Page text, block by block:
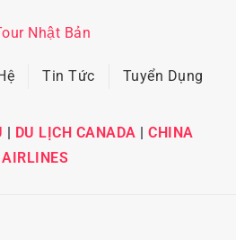
Tin Tức Tuyển Dụng
| DU LỊCH CANADA | CHINA
AIRLINES